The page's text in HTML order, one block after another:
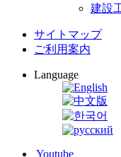
建設
サイトマップ
ご利用案内
Language
Youtube